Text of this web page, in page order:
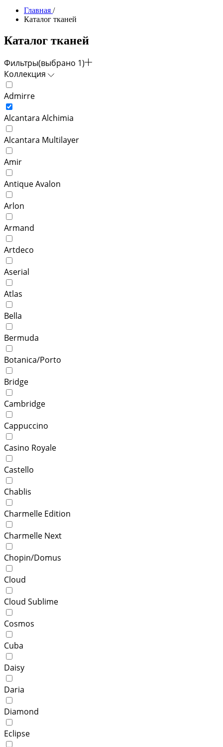
Главная /
Каталог тканей
Каталог тканей
Фильтры(выбрано 1)
Коллекция
Admirre
Alcantara Alchimia
Alcantara Multilayer
Amir
Antique Avalon
Arlon
Armand
Artdeco
Aserial
Atlas
Bella
Bermuda
Botanica/Porto
Bridge
Cambridge
Cappuccino
Casino Royale
Castello
Chablis
Charmelle Edition
Charmelle Next
Chopin/Domus
Cloud
Cloud Sublime
Cosmos
Cuba
Daisy
Daria
Diamond
Eclipse